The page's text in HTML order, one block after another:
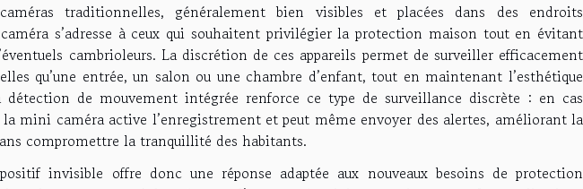
traditionnelles, généralement bien visibles et placées dans des endroits
s’adresse à ceux qui souhaitent privilégier la protection maison tout en évitant
cambrioleurs. La discrétion de ces appareils permet de surveiller efficacement
qu’une entrée, un salon ou une chambre d’enfant, tout en maintenant l’esthétique
de mouvement intégrée renforce ce type de surveillance discrète : en cas
la mini caméra active l’enregistrement et peut même envoyer des alertes, améliorant la
compromettre la tranquillité des habitants.
invisible offre donc une réponse adaptée aux nouveaux besoins de protection